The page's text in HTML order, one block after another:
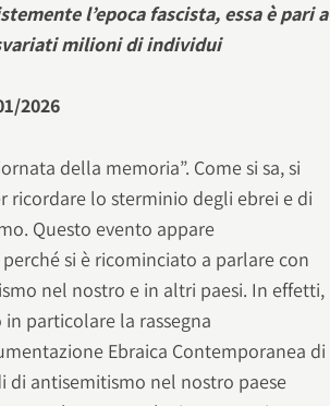
l’epoca fascista, essa è pari a
milioni di individui
2026
della memoria”. Come si sa, si
ricordare lo sterminio degli ebrei e di
Questo evento appare
si è ricominciato a parlare con
nel nostro e in altri paesi. In effetti,
particolare la rassegna
Ebraica Contemporanea di
antisemitismo nel nostro paese